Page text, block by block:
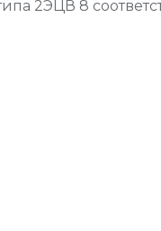
2ЭЦВ 8